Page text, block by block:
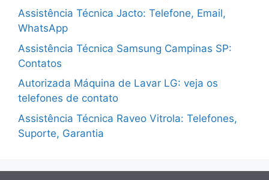
Assistência Técnica Jacto: Telefone, Email,
WhatsApp
Assistência Técnica Samsung Campinas SP:
Contatos
Autorizada Máquina de Lavar LG: veja os
telefones de contato
Assistência Técnica Raveo Vitrola: Telefones,
Suporte, Garantia